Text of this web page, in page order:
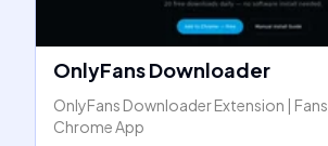
OnlyFans Downloader
OnlyFans Downloader Extension |
Chrome App